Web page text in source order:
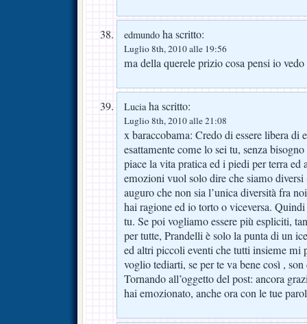
edmundo ha scritto:
Luglio 8th, 2010 alle 19:56
ma della querele prizio cosa pensi io
Luciaha scritto:
Luglio 8th, 2010 alle 21:08
x baraccobama: Credo di essere libera di
esattamente come lo sei tu, senza
piace la vita pratica ed i piedi per terra ed
emozioni vuol solo dire che siamo
auguro che non sia l’unica diversità fra
hai ragione ed io torto o viceversa.
tu. Se poi vogliamo essere più espliciti,
per tutte, Prandelli è solo la punta di un
ed altri piccoli eventi che tutti insieme
voglio tediarti, se per te va bene così ,
Tornando all’oggetto del post: ancora
hai emozionato, anche ora con le tue